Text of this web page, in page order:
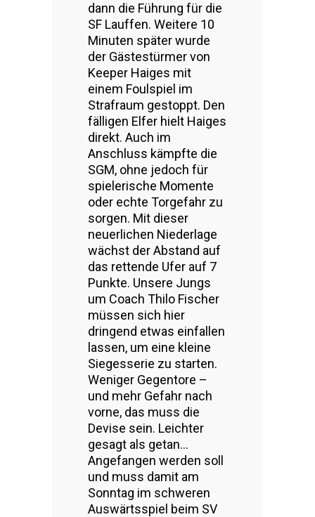
dann die Führung für die
SF Lauffen. Weitere 10
Minuten später wurde
der Gästestürmer von
Keeper Haiges mit
einem Foulspiel im
Strafraum gestoppt. Den
fälligen Elfer hielt Haiges
direkt. Auch im
Anschluss kämpfte die
SGM, ohne jedoch für
spielerische Momente
oder echte Torgefahr zu
sorgen. Mit dieser
neuerlichen Niederlage
wächst der Abstand auf
das rettende Ufer auf 7
Punkte. Unsere Jungs
um Coach Thilo Fischer
müssen sich hier
dringend etwas einfallen
lassen, um eine kleine
Siegesserie zu starten.
Weniger Gegentore –
und mehr Gefahr nach
vorne, das muss die
Devise sein. Leichter
gesagt als getan…
Angefangen werden soll
und muss damit am
Sonntag im schweren
Auswärtsspiel beim SV